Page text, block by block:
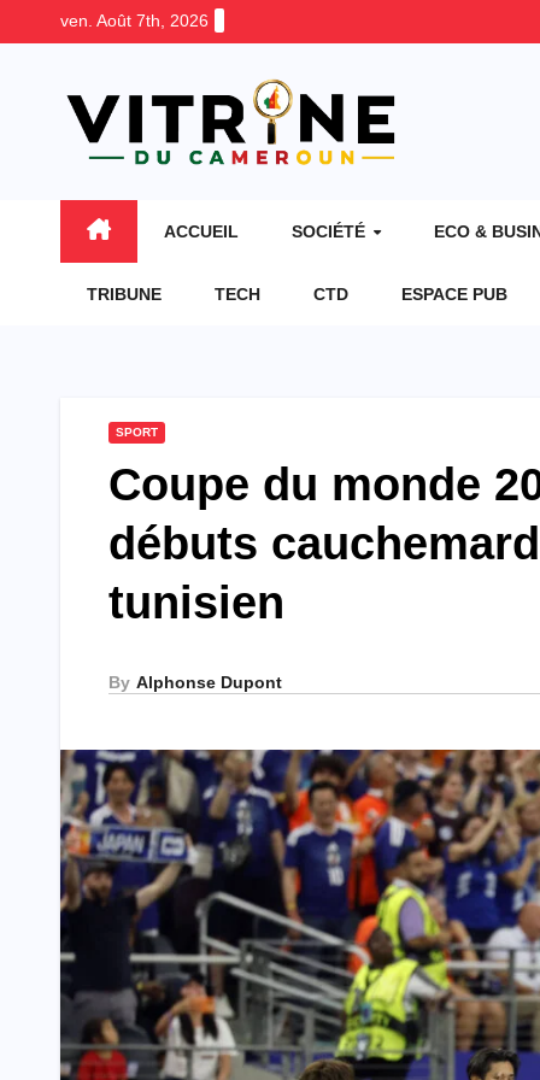
ven. Août 7th, 2026
ACCUEIL SOCIÉTÉ ECO &
TRIBUNE TECH CTD ESPACE PUB
SPORT
Coupe du monde
débuts
tunisien
By Alphonse Dupont